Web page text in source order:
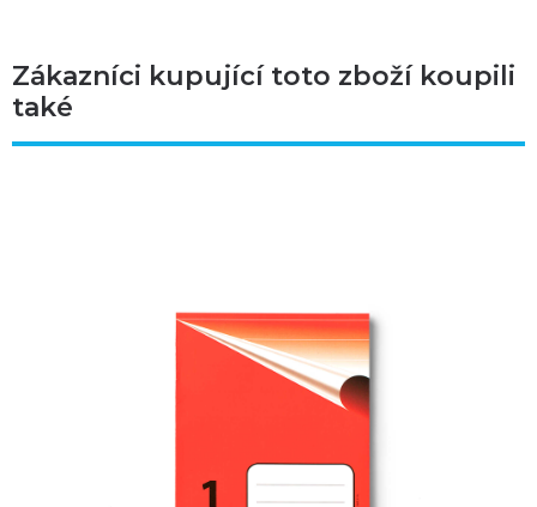
Zákazníci kupující toto zboží koupili
také